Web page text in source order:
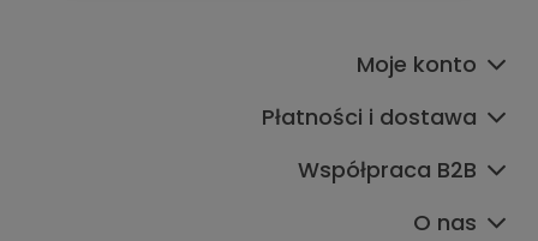
Moje konto
Płatności i dostawa
Współpraca B2B
O nas